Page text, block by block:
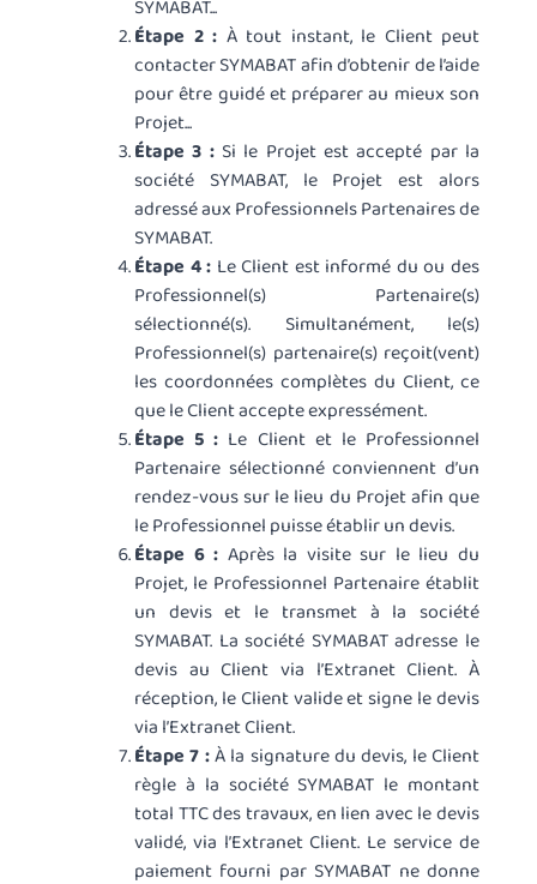
SYMABAT...
Étape 2 : À tout instant, le Client peut
contacter SYMABAT afin d’obtenir de l’aide
pour être guidé et préparer au mieux son
Projet...
Étape 3 :Si le Projet est accepté par la
société SYMABAT, le Projet est alors
adressé aux Professionnels Partenaires de
SYMABAT.
Étape 4 : Le Client est informé du ou des
Professionnel(s) Partenaire(s)
sélectionné(s). Simultanément, le(s)
Professionnel(s) partenaire(s) reçoit(vent)
les coordonnées complètes du Client, ce
que le Client accepte expressément.
Étape 5 : Le Client et le Professionnel
Partenaire sélectionné conviennent d’un
rendez-vous sur le lieu du Projet afin que
le Professionnel puisse établir un devis.
Étape 6 : Après la visite sur le lieu du
Projet, le Professionnel Partenaire établit
un devis et le transmet à la société
SYMABAT. La société SYMABAT adresse le
devis au Client via l’Extranet Client. À
réception, le Client valide et signe le devis
via l’Extranet Client.
Étape 7 :À la signature du devis, le Client
règle à la société SYMABAT le montant
total TTC des travaux, en lien avec le devis
validé, via l’Extranet Client. Le service de
paiement fourni par SYMABAT ne donne